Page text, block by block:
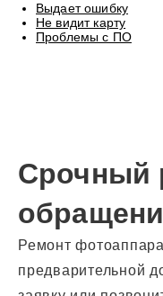
Выдает ошибку
Не видит карту
Проблемы с ПО
Срочный
Ремонт
предварительной